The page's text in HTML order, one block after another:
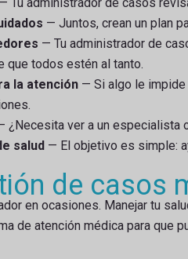
— Juntos, crean un plan
— Tu administrador de
que todos estén al tanto.
la atención — Si algo le impide
¿Necesita ver a un especialista
salud — El objetivo es simple:
de casos
en ocasiones. Manejar tu
de atención médica para que